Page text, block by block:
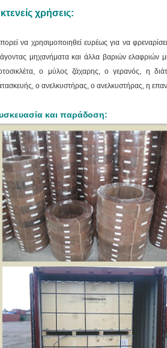
χρήσεις:
να χρησιμοποιηθεί ευρέως για να
μηχανήματα και άλλα βαριών ελαφριών
ο μύλος ζάχαρης, ο γερανός, η
ο ανελκυστήρας, ο ανελκυστήρας, η
και παράδοση: